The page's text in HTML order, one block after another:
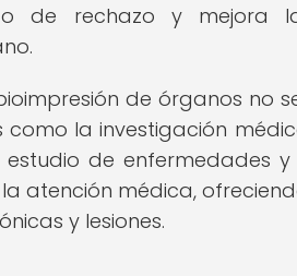
de rechazo y mejora
de órganos no
la investigación
de enfermedades
atención médica,
y lesiones.